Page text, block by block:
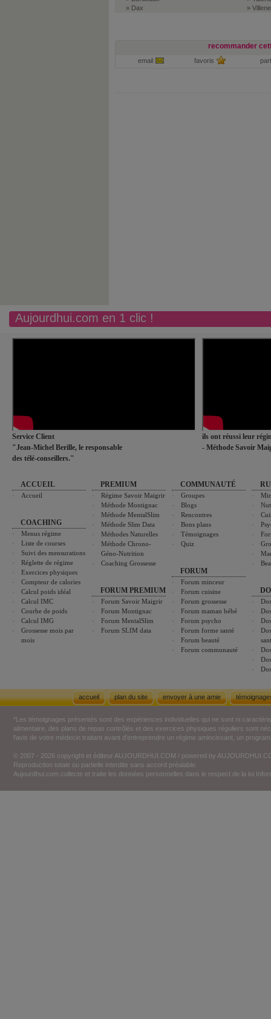
» Dax
»
recommander
email favoris
Aujourdhui.com en 1 clic !
Service Client
"Jean-Michel Berille, le responsable
des télé-conseillers."
ils ont réussi leur
- Méthode Savoir
ACCUEIL
Accueil
COACHING
Menus régime
Liste de courses
Suivi des mensurations
Réglette de régime
Exercices physiques
Compteur de calories
Calcul poids idéal
Calcul IMC
Courbe de poids
Calcul IMG
Grossesse mois par
mois
PREMIUM
Régime Savoir Maigrir
Méthode Montignac
Méthode MentalSlim
Méthode Slim Data
Méthodes Naturelles
Méthode Chrono-
Géno-Nutrition
Coaching Grossesse
FORUM PREMIUM
Forum Savoir Maigrir
Forum Montignac
Forum MentalSlim
Forum SLIM data
COMMUNAUTÉ
Groupes
Blogs
Rencontres
Bons plans
Témoignages
Quiz
FORUM
Forum minceur
Forum cuisine
Forum grossesse
Forum maman bébé
Forum psycho
Forum forme santé
Forum beauté
Forum communauté
accueil plan du site envoyer à une amie
*Les témoignages présentés sont des expériences individuelles qui ne sont ni
alimentaire, des plans de repas contrôlés et des exercices physiques réguliers sont
l'avis de votre médecin traitant avant d'entreprendre un régime amincissant, un
© 2007 - 2026 copyright et éditeur AUJOURDHUI.COM / powered by
Reproduction totale ou partielle interdite sans accord préalable.
Aujourdhui.com collecte et traite les données personnelles dans le respect de la loi